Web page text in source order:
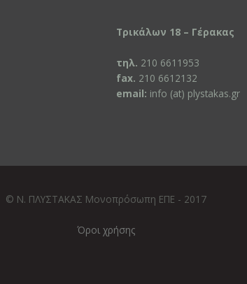
Τρικάλων 18 – Γέρακας
τηλ. 210 6611953
fax. 210 6612132
email: info (at) plystakas.gr
© Ν. ΠΛΥΣΤΑΚΑΣ Μονοπρόσωπη ΕΠΕ - 2017
Όροι χρήσης